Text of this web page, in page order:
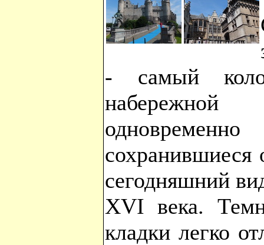
- самый
сохранившиеся
сегодняшний
XVI века.
кладки легко